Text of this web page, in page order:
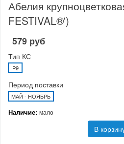
Абелия
FESTIVAL®')
579 руб
Тип КС
P9
Период поставки
МАЙ - НОЯБРЬ
Наличие: мало
В